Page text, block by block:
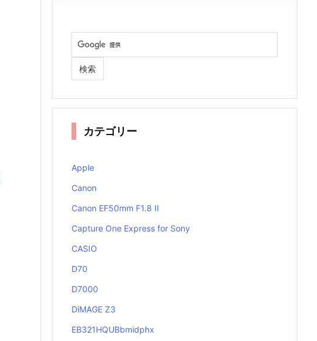
カテゴリー
Apple
Canon
Canon EF50mm F1.8 II
Capture One Express for Sony
CASIO
D70
D7000
DiMAGE Z3
EB321HQUBbmidphx